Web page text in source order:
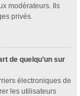
modérateurs. Ils
privés.
de quelqu’un sur
électroniques de
les utilisateurs